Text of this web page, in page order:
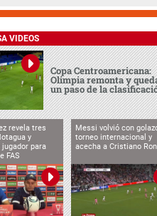
VIDEOS
Copa Centroamericana:
Olimpia remonta y
un paso de la
revela tres
y
para
FAS
Messi volvió con
torneo internacional y
acecha a Cristiano